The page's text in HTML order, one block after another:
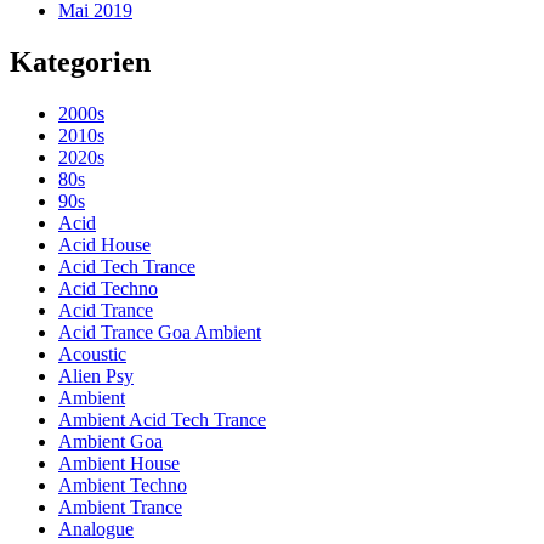
Mai 2019
Kategorien
2000s
2010s
2020s
80s
90s
Acid
Acid House
Acid Tech Trance
Acid Techno
Acid Trance
Acid Trance Goa Ambient
Acoustic
Alien Psy
Ambient
Ambient Acid Tech Trance
Ambient Goa
Ambient House
Ambient Techno
Ambient Trance
Analogue